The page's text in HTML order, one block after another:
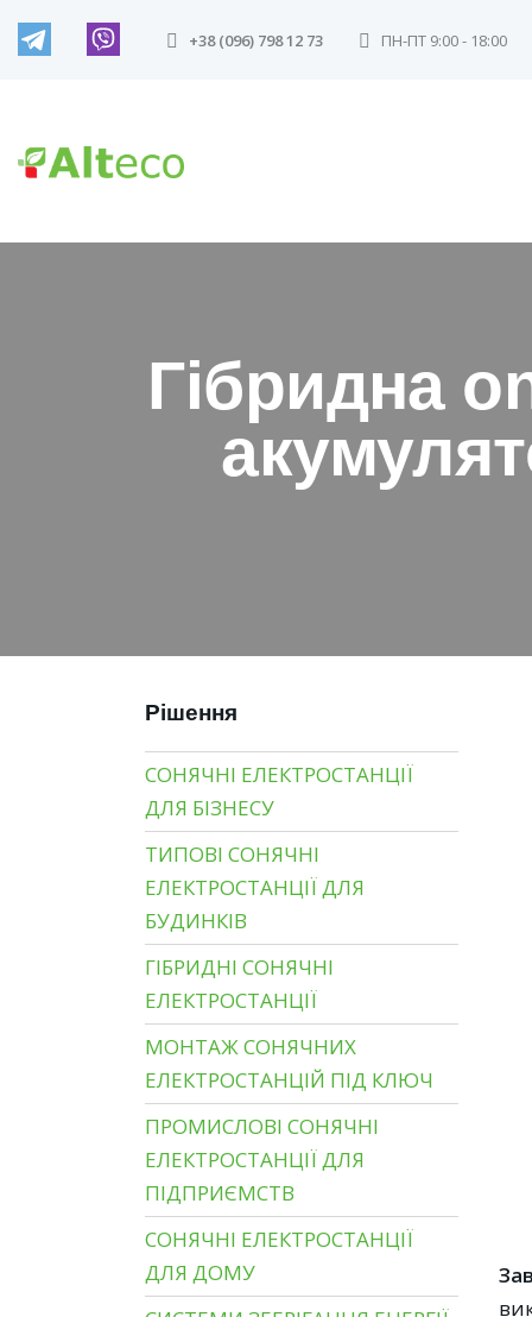
+38 (096) 798 12 73 ПН-ПТ 9:00 - 18:00
Гібридна
Рішення
СОНЯЧНІ ЕЛЕКТРОСТАНЦІЇ
ДЛЯ БІЗНЕСУ
ТИПОВІ СОНЯЧНІ
ЕЛЕКТРОСТАНЦІЇ ДЛЯ
БУДИНКІВ
ГІБРИДНІ СОНЯЧНІ
ЕЛЕКТРОСТАНЦІЇ
МОНТАЖ СОНЯЧНИХ
ЕЛЕКТРОСТАНЦІЙ ПІД КЛЮЧ
ПРОМИСЛОВІ СОНЯЧНІ
ЕЛЕКТРОСТАНЦІЇ ДЛЯ
ПІДПРИЄМСТВ
СОНЯЧНІ ЕЛЕКТРОСТАНЦІЇ
ДЛЯ ДОМУ